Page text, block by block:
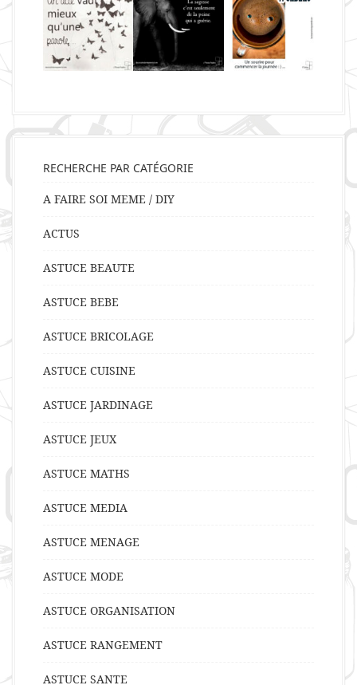
RECHERCHE PAR CATÉGORIE
A FAIRE SOI MEME / DIY
ACTUS
ASTUCE BEAUTE
ASTUCE BEBE
ASTUCE BRICOLAGE
ASTUCE CUISINE
ASTUCE JARDINAGE
ASTUCE JEUX
ASTUCE MATHS
ASTUCE MEDIA
ASTUCE MENAGE
ASTUCE MODE
ASTUCE ORGANISATION
ASTUCE RANGEMENT
ASTUCE SANTE